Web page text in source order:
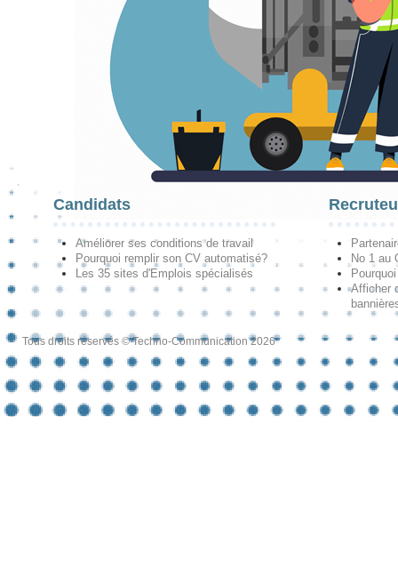
Candidats
Améliorer ses conditions de travail
Pourquoi remplir son CV automatisé?
Les 35 sites d'Emplois spécialisés
No 1 au
Afficher
Tous droits réservés © Techno-Communication 2026